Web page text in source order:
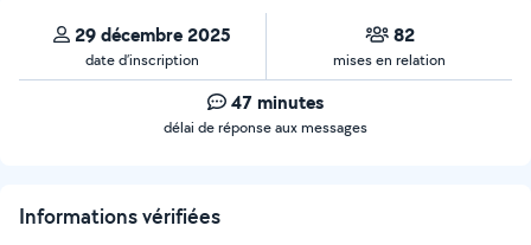
29 décembre 2025
date d’inscription
82
mises en relation
47 minutes
délai de réponse aux messages
Informations vérifiées